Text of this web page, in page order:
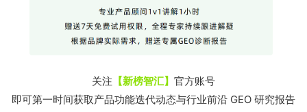
关注 【新榜智汇】 官方账号
即可第一时间获取产品功能迭代动态与行业前沿 GEO 研究报告